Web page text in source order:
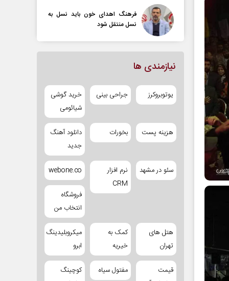
فرهنگ اهدای خون باید نسل به
نسل منتقل شود
نیازمندی ها
یوتوبروکرز جراحی بینی
خرید گوشی
شیائومی
هزینه پست بخورات
دانلود آهنگ
جدید
سئو در مشهد
نرم افزار
CRM
webone.co
فروشگاه
انتخاب من
هتل های
تهران
کمک به
خیریه
میکروبلیدینگ
ابرو
قیمت
مفتول سیاه
کوچینگ